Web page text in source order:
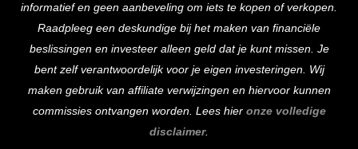
informatief en geen aanbeveling om iets te kopen of verkopen.
Raadpleeg een deskundige bij het maken van financiële
beslissingen en investeer alleen geld dat je kunt missen. Je
bent zelf verantwoordelijk voor je eigen investeringen. Wij
maken gebruik van affiliate verwijzingen en hiervoor kunnen
commissies ontvangen worden. Lees hier onze volledige
disclaimer.